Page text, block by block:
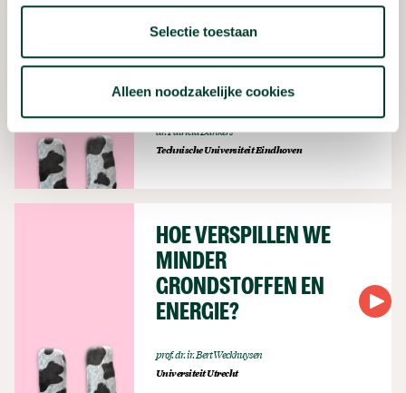
Selectie toestaan
Alleen noodzakelijke cookies
HOE KAN PLASTIC
JOUW LEVEN
REDDEN?
dr. Patricia Dankers
Technische Universiteit Eindhoven
HOE VERSPILLEN WE
MINDER
GRONDSTOFFEN EN
ENERGIE?
prof. dr. ir. Bert Weckhuysen
Universiteit Utrecht